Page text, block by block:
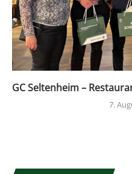
GC Seltenheim –
7.